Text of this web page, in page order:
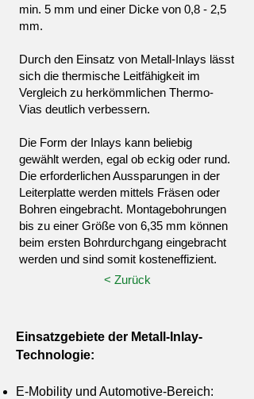
min. 5 mm und einer Dicke von 0,8 - 2,5
mm.
Durch den Einsatz von Metall-Inlays lässt
sich die thermische Leitfähigkeit im
Vergleich zu herkömmlichen Thermo-
Vias deutlich verbessern.
Die Form der Inlays kann beliebig
gewählt werden, egal ob eckig oder rund.
Die erforderlichen Aussparungen in der
Leiterplatte werden mittels Fräsen oder
Bohren eingebracht. Montagebohrungen
bis zu einer Größe von 6,35 mm können
beim ersten Bohrdurchgang eingebracht
werden und sind somit kosteneffizient.
< Zurück
Einsatzgebiete der Metall-Inlay-
Technologie:
E-Mobility und Automotive-Bereich: